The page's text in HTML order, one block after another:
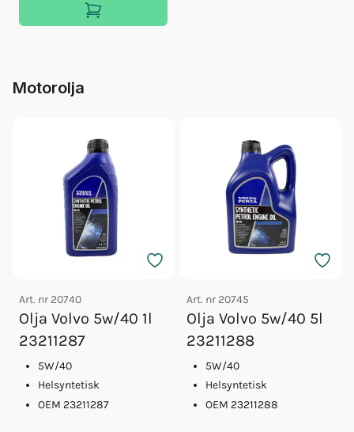
Motorolja
Art. nr 20740
Olja Volvo 5w/40 1l
23211287
5W/40
Helsyntetisk
OEM 23211287
Art. nr 20745
Olja Volvo 5w/40 5l
23211288
5W/40
Helsyntetisk
OEM 23211288